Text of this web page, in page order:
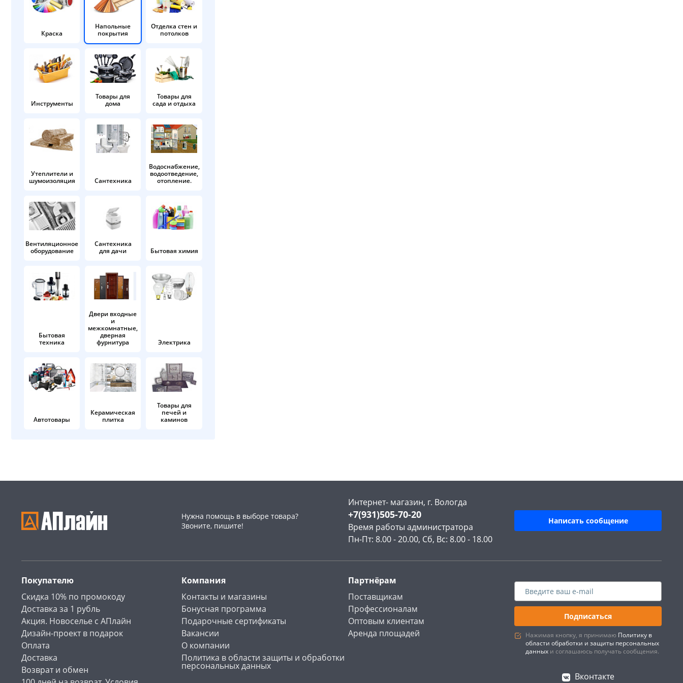
Краска
Напольные
покрытия
Отделка стен и
потолков
Инструменты
Товары для
дома
Товары для
сада и отдыха
Утеплители и
шумоизоляция
Сантехника
Водоснабжение,
водоотведение,
отопление.
Вентиляционное
оборудование
Сантехника
для дачи
Бытовая химия
Бытовая
техника
Двери входные
и
межкомнатные,
дверная
фурнитура
Электрика
Автотовары
Керамическая
плитка
Товары для
печей и
каминов
Нужна помощь в выборе товара?
Звоните, пишите!
Интернет- магазин, г. Вологда
+7(931)505-70-20
Время работы администратора
Пн-Пт: 8.00 - 20.00, Сб, Вс: 8.00 - 18.00
Написать сообщение
Покупателю
Скидка 10% по промокоду
Доставка за 1 рубль
Акция. Новоселье с АПлайн
Дизайн-проект в подарок
Оплата
Доставка
Возврат и обмен
Компания
Контакты и магазины
Бонусная программа
Подарочные сертификаты
Вакансии
О компании
Политика в области защиты и обработки
персональных данных
Партнёрам
Поставщикам
Профессионалам
Оптовым клиентам
Аренда площадей
Подписаться
Нажимая кнопку, я принимаю Политику в
области обработки и защиты персональных
данных и соглашаюсь получать сообщения.
Вконтакте
раз в 2 недели